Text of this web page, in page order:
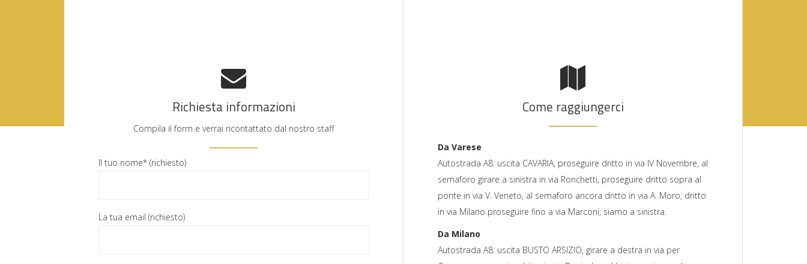
Richiesta informazioni
Compila il form e verrai ricontattato dal nostro staff
Il tuo nome* (richiesto)
La tua email (richiesto)
Come raggiungerci
Da Varese
Autostrada A8: uscita CAVARIA, proseguire dritto in via IV Novembre, al
semaforo girare a sinistra in via Ronchetti, proseguire dritto sopra al
ponte in via V. Veneto, al semaforo ancora dritto in via A. Moro, dritto
in via Milano proseguire fino a via Marconi, siamo a sinistra.
Da Milano
Autostrada A8: uscita BUSTO ARSIZIO, girare a destra in via per